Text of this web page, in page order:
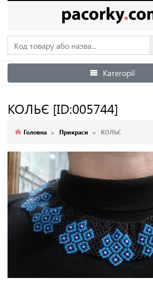
Увійти
Категорії
КОЛЬЄ [ID:005744]
Головна Прикраси КОЛЬЄ